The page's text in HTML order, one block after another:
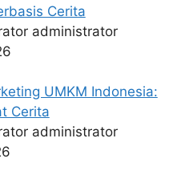
Cerita
administrator
UMKM Indonesia:
Cerita
administrator